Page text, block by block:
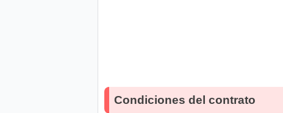
Condiciones del contrato